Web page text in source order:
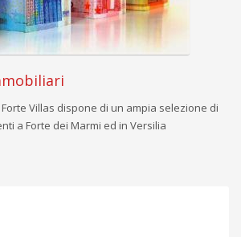
Villas dispone di un ampia selezione di
a Forte dei Marmi ed in Versilia